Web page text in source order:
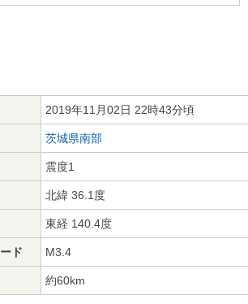
2019年11月02日 22時43分頃
茨城県南部
震度1
北緯 36.1度
東経 140.4度
ド M3.4
約60km